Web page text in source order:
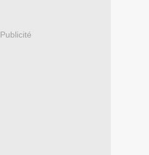
Publicité